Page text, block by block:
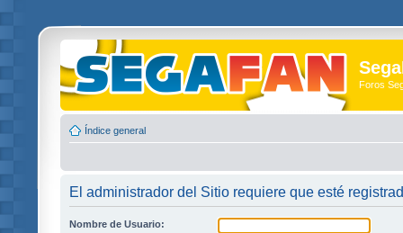
Foros
Índice general
El administrador del Sitio requiere que esté
Nombre de Usuario: